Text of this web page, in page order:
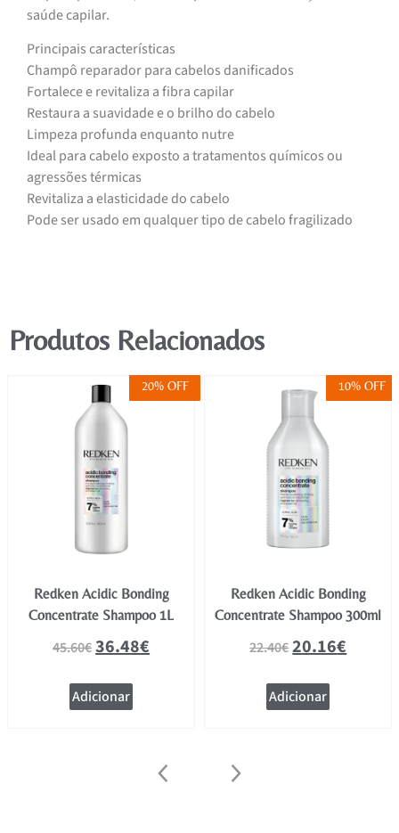
saúde capilar.
Principais características
Champô reparador para cabelos danificados
Fortalece e revitaliza a fibra capilar
Restaura a suavidade e o brilho do cabelo
Limpeza profunda enquanto nutre
Ideal para cabelo exposto a tratamentos químicos ou
agressões térmicas
Revitaliza a elasticidade do cabelo
Pode ser usado em qualquer tipo de cabelo fragilizado
Produtos Relacionados
20% OFF
Redken Acidic Bonding
Concentrate Shampoo 1L
45.60€36.48€
Adicionar
10% OFF
Redken Acidic Bonding
Concentrate Shampoo 300ml
22.40€20.16€
Adicionar